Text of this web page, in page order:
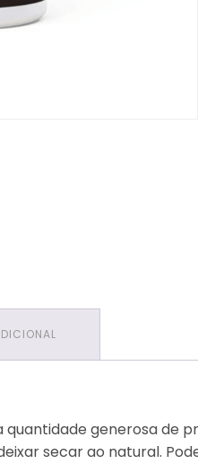
generosa de
secar ao natural.